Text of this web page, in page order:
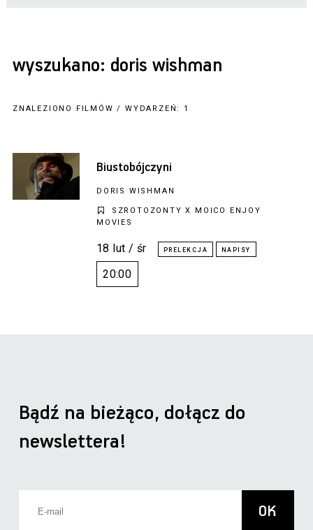
wyszukano: doris wishman
ZNALEZIONO FILMÓW / WYDARZEŃ: 1
Biustobójczyni
DORIS WISHMAN
SZROTOZONTY X MOICO ENJOY
MOVIES
18 lut / śr
20:00
Bądź na bieżąco, dołącz do
newslettera!